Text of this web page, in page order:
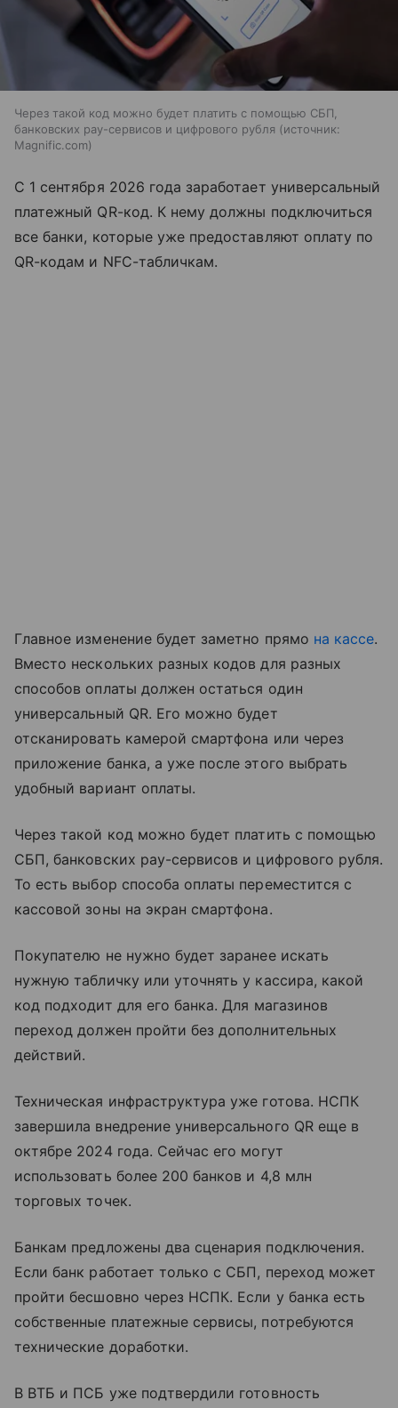
Через такой код можно будет платить с помощью СБП,
банковских pay-сервисов и цифрового рубля
источник:
Magnific.com
С 1 сентября 2026 года заработает универсальный
платежный QR-код. К нему должны подключиться
все банки, которые уже предоставляют оплату по
QR-кодам и NFC-табличкам.
Главное изменение будет заметно прямо на кассе.
Вместо нескольких разных кодов для разных
способов оплаты должен остаться один
универсальный QR. Его можно будет
отсканировать камерой смартфона или через
приложение банка, а уже после этого выбрать
удобный вариант оплаты.
Через такой код можно будет платить с помощью
СБП, банковских pay-сервисов и цифрового рубля.
То есть выбор способа оплаты переместится с
кассовой зоны на экран смартфона.
Покупателю не нужно будет заранее искать
нужную табличку или уточнять у кассира, какой
код подходит для его банка. Для магазинов
переход должен пройти без дополнительных
действий.
Техническая инфраструктура уже готова. НСПК
завершила внедрение универсального QR еще в
октябре 2024 года. Сейчас его могут
использовать более 200 банков и 4,8 млн
торговых точек.
Банкам предложены два сценария подключения.
Если банк работает только с СБП, переход может
пройти бесшовно через НСПК. Если у банка есть
собственные платежные сервисы, потребуются
технические доработки.
В ВТБ и ПСБ уже подтвердили готовность